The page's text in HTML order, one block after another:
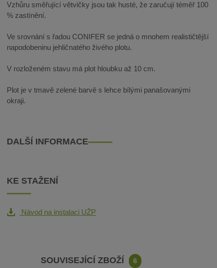
Vzhůru směřující větvičky jsou tak husté, že zaručují téměř 100
% zastínění.
Ve srovnání s řadou CONIFER se jedná o mnohem realističtější
napodobeninu jehličnatého živého plotu.
V rozloženém stavu má plot hloubku až 10 cm.
Plot je v tmavě zelené barvě s lehce bílými panašovanými
okraji.
DALŠÍ INFORMACE
KE STAŽENÍ
Návod na instalaci UŽP
SOUVISEJÍCÍ ZBOŽÍ 6